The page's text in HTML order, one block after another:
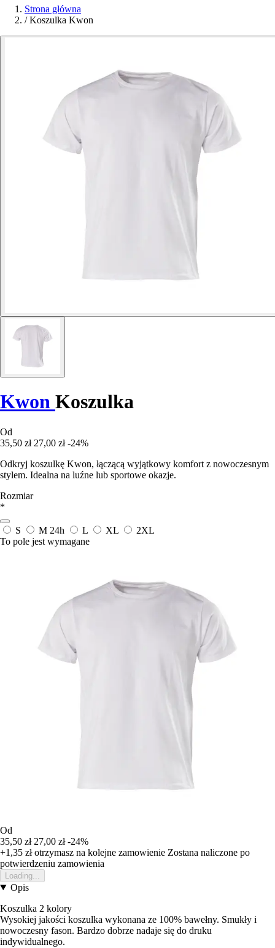
Strona główna
/ Koszulka Kwon
Kwon Koszulka
Od
35,50 zł 27,00 zł -24%
Odkryj koszulkę Kwon, łączącą wyjątkowy komfort z nowoczesnym
stylem. Idealna na luźne lub sportowe okazje.
Rozmiar
*
S M 24h L XL
2XL
To pole jest wymagane
Od
35,50 zł 27,00 zł -24%
+1,35 złotrzymasz na kolejne zamowienie Zostana naliczone po
potwierdzeniu zamowienia
Loading...
Opis
Koszulka 2 kolory
Wysokiej jakości koszulka wykonana ze 100% bawełny. Smukły i
nowoczesny fason. Bardzo dobrze nadaje się do druku
indywidualnego.